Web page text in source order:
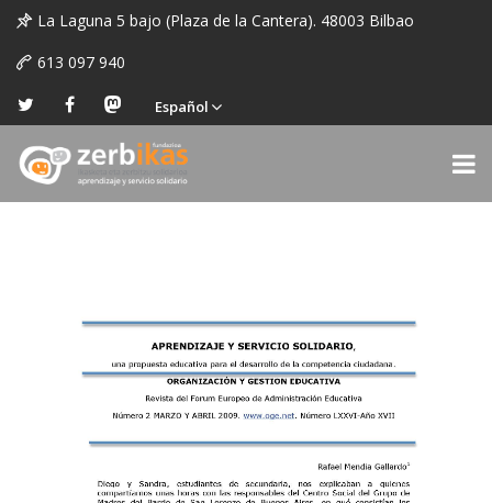
La Laguna 5 bajo (Plaza de la Cantera). 48003 Bilbao
613 097 940
Español